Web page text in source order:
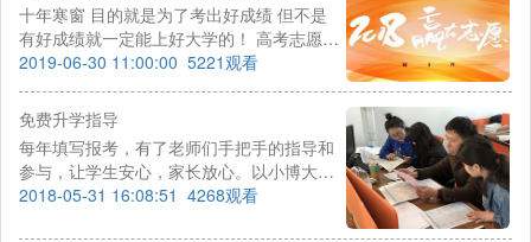
十年寒窗 目的就是为了考出好成绩 但不是
有好成绩就一定能上好大学的！ 高考志愿怎
么填？ 美术高考录取方式有哪些？ 如何避
免高分低录甚至落榜？ 这样的成绩能上什么
样的大学？ 成绩落榜还有什么希望可以上大
学？ 没关系，笑笑来帮您解答疑问！
2019-06-30 11:00:00 5221观看
免费升学指导
每年填写报考，有了老师们手把手的指导和
参与，让学生安心，家长放心。以小博大，
以弱胜强，每个人都能找到适合自己的发
2018-05-31 16:08:51 4268观看